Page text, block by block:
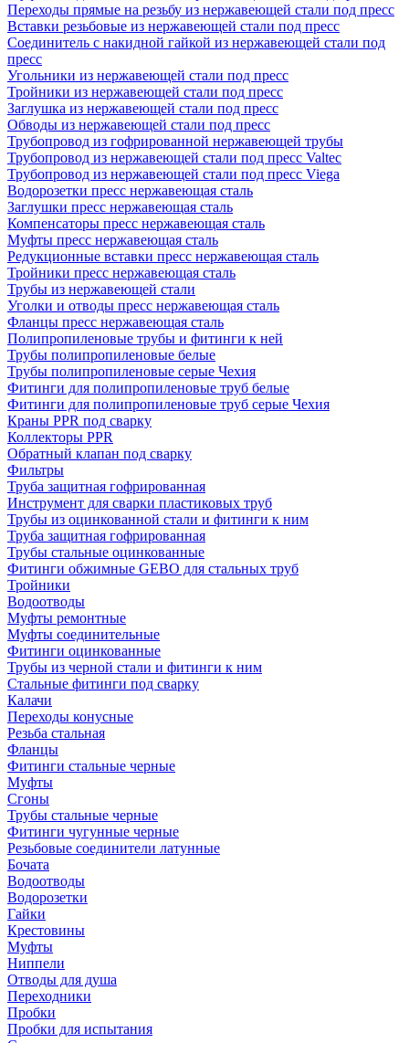
Переходы прямые на резьбу из нержавеющей стали под пресс
Вставки резьбовые из нержавеющей стали под пресс
Соединитель с накидной гайкой из нержавеющей стали под
пресс
Угольники из нержавеющей стали под пресс
Тройники из нержавеющей стали под пресс
Заглушка из нержавеющей стали под пресс
Обводы из нержавеющей стали под пресс
Трубопровод из гофрированной нержавеющей трубы
Трубопровод из нержавеющей стали под пресс Valtec
Трубопровод из нержавеющей стали под пресс Viega
Водорозетки пресс нержавеющая сталь
Заглушки пресс нержавеющая сталь
Компенсаторы пресс нержавеющая сталь
Муфты пресс нержавеющая сталь
Редукционные вставки пресс нержавеющая сталь
Тройники пресс нержавеющая сталь
Трубы из нержавеющей стали
Уголки и отводы пресс нержавеющая сталь
Фланцы пресс нержавеющая сталь
Полипропиленовые трубы и фитинги к ней
Трубы полипропиленовые белые
Трубы полипропиленовые серые Чехия
Фитинги для полипропиленовые труб белые
Фитинги для полипропиленовые труб серые Чехия
Краны PPR под сварку
Коллекторы PPR
Обратный клапан под сварку
Фильтры
Труба защитная гофрированная
Инструмент для сварки пластиковых труб
Трубы из оцинкованной стали и фитинги к ним
Труба защитная гофрированная
Трубы стальные оцинкованные
Фитинги обжимные GEBO для стальных труб
Тройники
Водоотводы
Муфты ремонтные
Муфты соединительные
Фитинги оцинкованные
Трубы из черной стали и фитинги к ним
Стальные фитинги под сварку
Калачи
Переходы конусные
Резьба стальная
Фланцы
Фитинги стальные черные
Муфты
Сгоны
Трубы стальные черные
Фитинги чугунные черные
Резьбовые соединители латунные
Бочата
Водоотводы
Водорозетки
Гайки
Крестовины
Муфты
Ниппели
Отводы для душа
Переходники
Пробки
Пробки для испытания